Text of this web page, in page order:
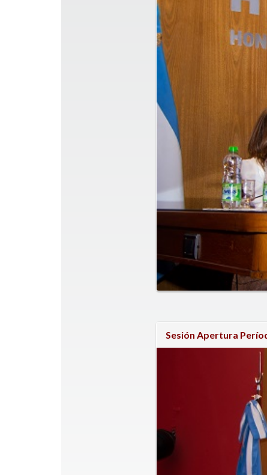
Sesión Apertura